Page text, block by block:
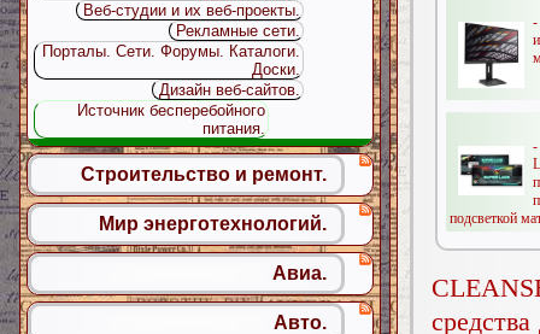
-
-
подсветкой
Веб-студии и их веб-проекты.
Рекламные сети.
Порталы. Сети. Форумы. Каталоги.
Доски.
Дизайн веб-сайтов.
Источник бесперебойного
питания.
Строительство и ремонт.
Мир энерготехнологий.
Авиа.
Авто.